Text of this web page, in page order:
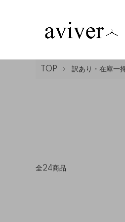
TOP 訳あり・在庫一
全24商品